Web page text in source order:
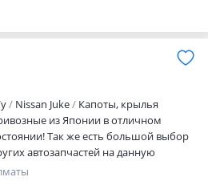
Nissan Juke
Капоты, крылья
из Японии в отличном
Так же есть большой выбор
автозапчастей на данную
Наличие и цены уточняйте по